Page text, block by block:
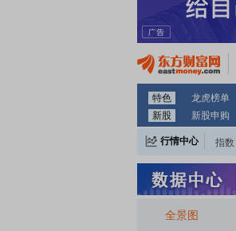
特色 龙虎榜单
新股
新股申购
行情中心 指数
全景图